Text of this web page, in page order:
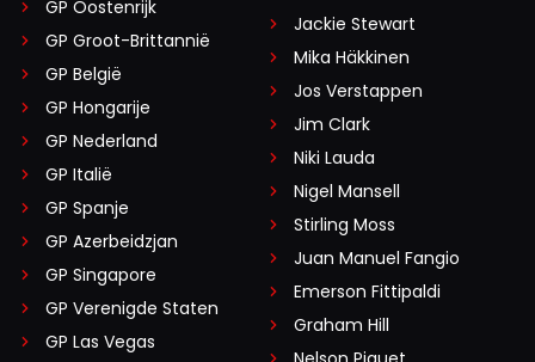
GP Oostenrijk
GP Groot-Brittannië
GP België
GP Hongarije
GP Nederland
GP Italië
GP Spanje
GP Azerbeidzjan
GP Singapore
GP Verenigde Staten
GP Las Vegas
Jackie Stewart
Mika Häkkinen
Jos Verstappen
Jim Clark
Niki Lauda
Nigel Mansell
Stirling Moss
Juan Manuel Fangio
Emerson Fittipaldi
Graham Hill